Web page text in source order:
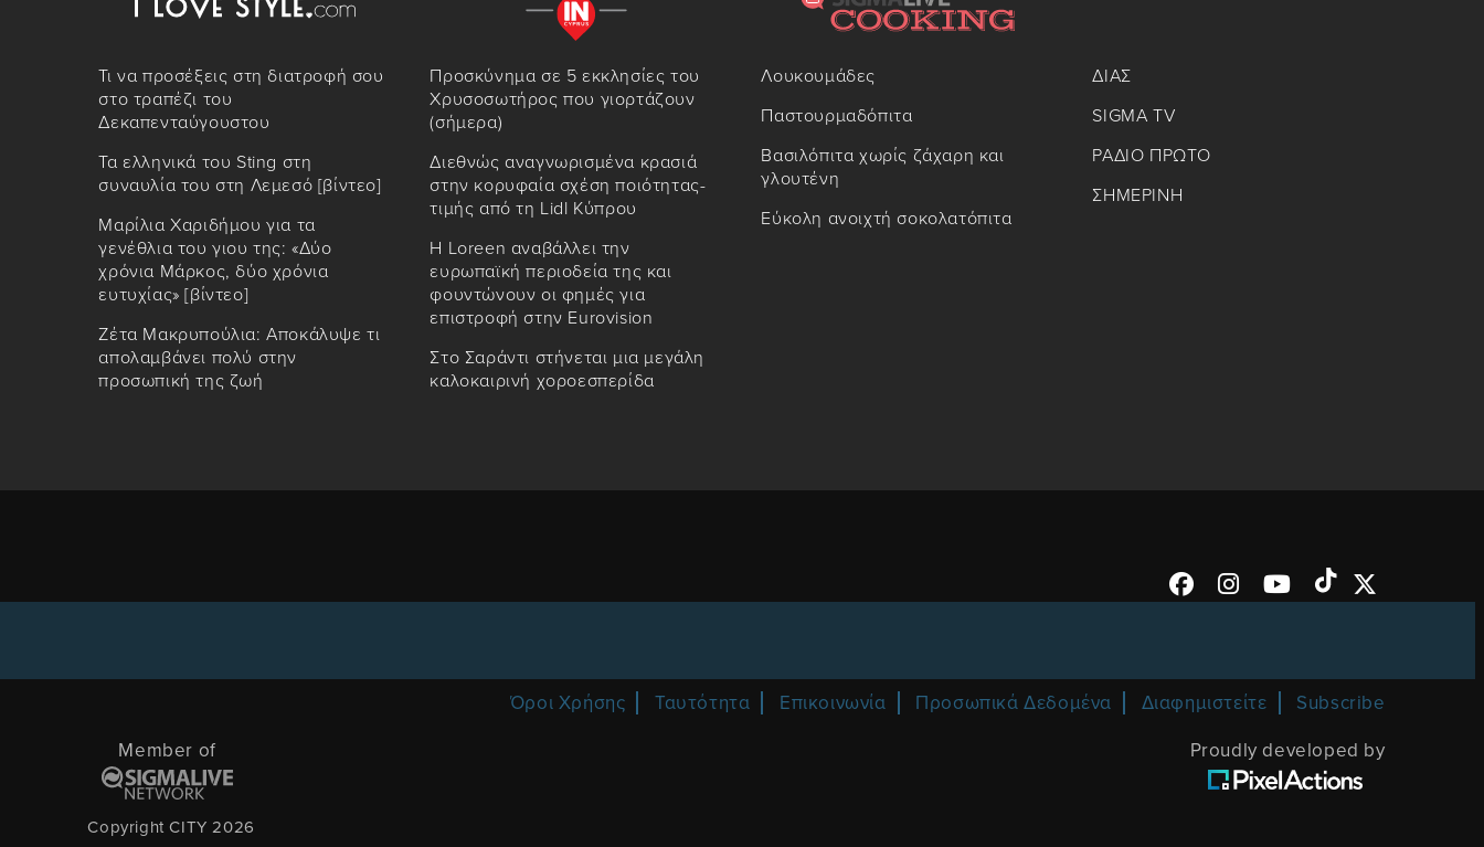
Τι να προσέξεις στη διατροφή σου
στο τραπέζι του
Δεκαπενταύγουστου
Τα ελληνικά του Sting στη
συναυλία του στη Λεμεσό [βίντεο]
Μαρίλια Χαριδήμου για τα
γενέθλια του γιου της: «Δύο
χρόνια Μάρκος, δύο χρόνια
ευτυχίας» [βίντεο]
Ζέτα Μακρυπούλια: Αποκάλυψε τι
απολαμβάνει πολύ στην
προσωπική της ζωή
Προσκύνημα σε 5 εκκλησίες του
Χρυσοσωτήρος που γιορτάζουν
(σήμερα)
Διεθνώς αναγνωρισμένα κρασιά
στην κορυφαία σχέση ποιότητας-
τιμής από τη Lidl Κύπρου
Η Loreen αναβάλλει την
ευρωπαϊκή περιοδεία της και
φουντώνουν οι φημές για
επιστροφή στην Eurovision
Στο Σαράντι στήνεται μια μεγάλη
καλοκαιρινή χοροεσπερίδα
Λουκουμάδες
Παστουρμαδόπιτα
Βασιλόπιτα χωρίς ζάχαρη και
γλουτένη
Εύκολη ανοιχτή σοκολατόπιτα
ΔΙΑΣ
SIGMA TV
ΡΑΔΙΟ ΠΡΩΤΟ
ΣΗΜΕΡΙΝΗ
Όροι Χρήσης Ταυτότητα Επικοινωνία Προσωπικά Δεδομένα Διαφημιστείτε Subscribe
Member of
Copyright CITY 2026
Proudly developed by